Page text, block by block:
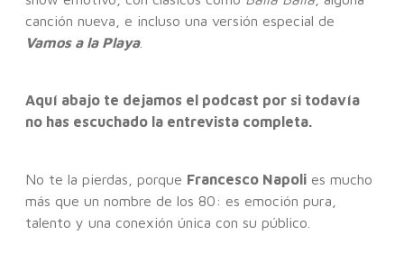
canción nueva, e incluso una versión especial de
Vamos a la Playa.
Aquí abajo te dejamos el podcast por si todavía
no has escuchado la entrevista completa.
No te la pierdas, porque Francesco Napoli es mucho
más que un nombre de los 80: es emoción pura,
talento y una conexión única con su público.